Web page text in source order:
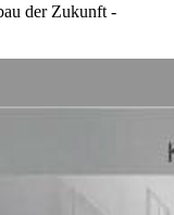
der Zukunft -